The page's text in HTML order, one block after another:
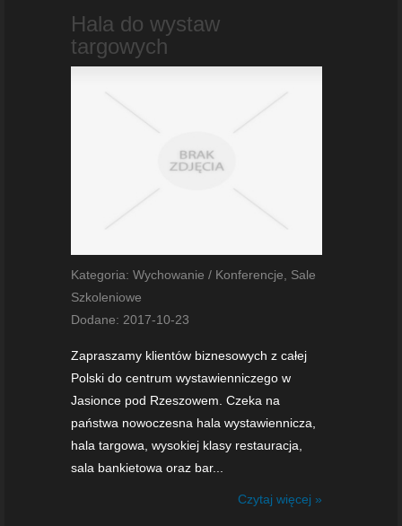
Hala do wystaw
targowych
Kategoria: Wychowanie / Konferencje, Sale
Szkoleniowe
Dodane: 2017-10-23
Zapraszamy klientów biznesowych z całej
Polski do centrum wystawienniczego w
Jasionce pod Rzeszowem. Czeka na
państwa nowoczesna hala wystawiennicza,
hala targowa, wysokiej klasy restauracja,
sala bankietowa oraz bar...
Czytaj więcej »